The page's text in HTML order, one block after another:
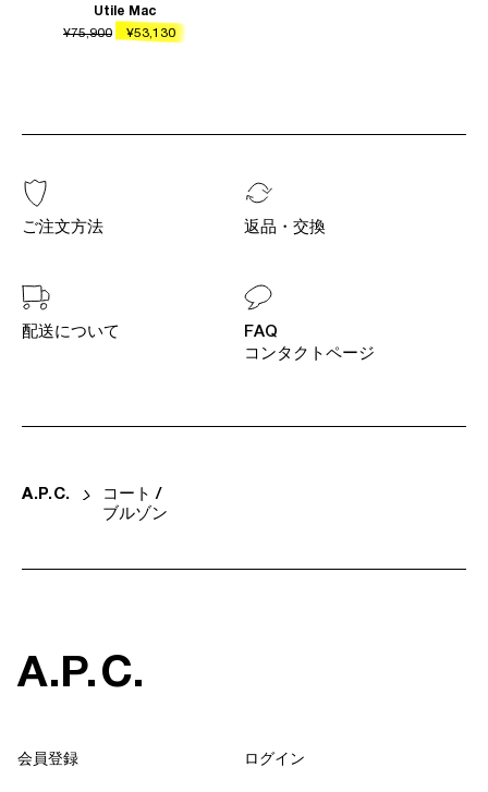
Utile Mac
¥75,900
¥53,130
ご注文方法 返品・交換
配送について
FAQ
コンタクトページ
A.P. C.
コート /
ブルゾン
A.P.C.
会員登録 ログイン